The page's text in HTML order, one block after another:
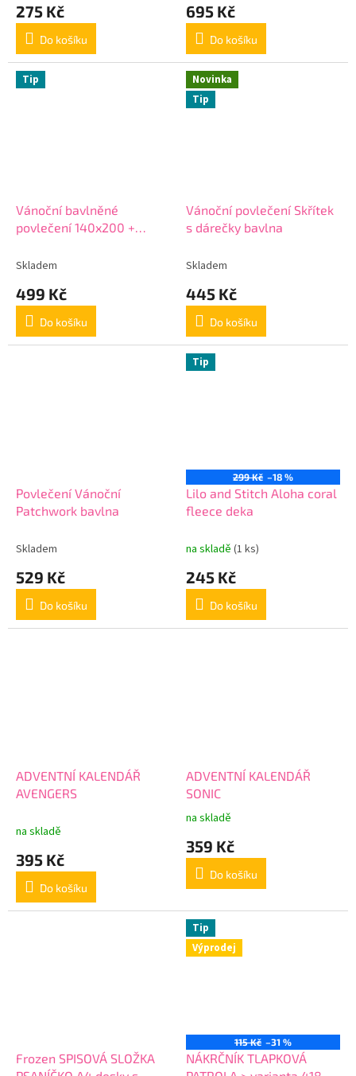
275 Kč
Do košíku
695 Kč
Do košíku
Tip
Vánoční bavlněné
povlečení 140x200 +
Vánoce
Skladem
499 Kč
Do košíku
Novinka
Tip
Vánoční povlečení Skřítek
s dárečky bavlna
Skladem
445 Kč
Do košíku
Povlečení Vánoční
Patchwork bavlna
Skladem
529 Kč
Do košíku
Tip
299 Kč –18 %
Lilo and Stitch Aloha coral
fleece deka
na skladě (1 ks)
245 Kč
Do košíku
ADVENTNÍ KALENDÁŘ
AVENGERS
na skladě
395 Kč
Do košíku
ADVENTNÍ KALENDÁŘ
SONIC
Průměrné
produktu
5,0
5
hvězdiček.
na skladě
359 Kč
Do košíku
Frozen SPISOVÁ SLOŽKA
Tip
Výprodej
115 Kč –31 %
NÁKRČNÍK TLAPKOVÁ